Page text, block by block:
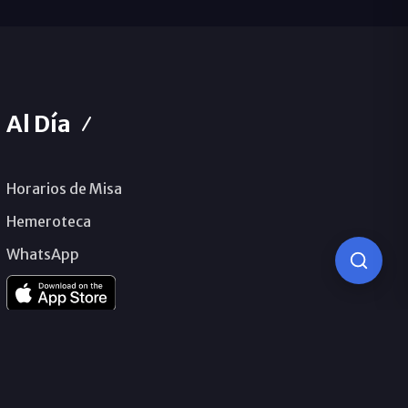
Al Día
Horarios de Misa
Hemeroteca
WhatsApp